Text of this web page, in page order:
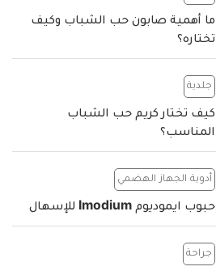
ما أهمية صابون حب الشباب وكيف
تختاره؟
جلدية
كيف تختار كريم حب الشباب
المناسب؟
أدوية الجهاز الهضمي
حبوب ايموديوم Imodium للإسهال
جراحة